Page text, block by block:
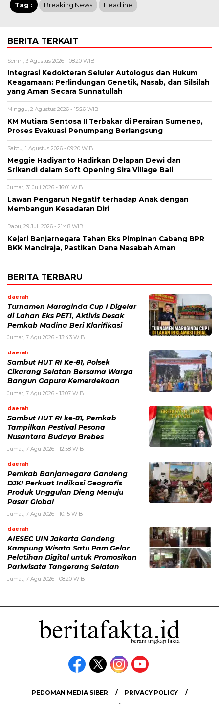
Tag : Breaking News Headline
BERITA TERKAIT
Senin, 3 Agustus 2026 - 08:20 WIB
Integrasi Kedokteran Seluler Autologus dan Hukum
Keagamaan: Perlindungan Genetik, Nasab, dan Silsilah
yang Aman Secara Sunnatullah
Minggu, 2 Agustus 2026 - 15:26 WIB
KM Mutiara Sentosa II Terbakar di Perairan Sumenep,
Proses Evakuasi Penumpang Berlangsung
Sabtu, 1 Agustus 2026 - 09:20 WIB
Meggie Hadiyanto Hadirkan Delapan Dewi dan
Srikandi dalam Soft Opening Sira Village Bali
Jumat, 31 Juli 2026 - 16:01 WIB
Lawan Pengaruh Negatif terhadap Anak dengan
Membangun Kesadaran Diri
Rabu, 29 Juli 2026 - 21:48 WIB
Kejari Banjarnegara Tahan Eks Pimpinan Cabang BPR
BKK Mandiraja, Pastikan Dana Nasabah Aman
BERITA TERBARU
daerah
Turnamen Maraginda Cup I Digelar
di Lahan Eks PETI, Aktivis Desak
Pemkab Madina Beri Klarifikasi
Jumat, 7 Agu 2026 - 13:43 WIB
daerah
Sambut HUT RI Ke-81, Polsek
Cikarang Selatan Bersama Warga
Bangun Gapura Kemerdekaan
Jumat, 7 Agu 2026 - 13:07 WIB
daerah
Sambut HUT RI ke-81, Pemkab
Tampilkan Pestival Pesona
Nusantara Budaya Brebes
Jumat, 7 Agu 2026 - 12:58 WIB
daerah
Pemkab Banjarnegara Gandeng
DJKI Perkuat Indikasi Geografis
Produk Unggulan Dieng Menuju
Pasar Global
Jumat, 7 Agu 2026 - 10:15 WIB
daerah
AIESEC UIN Jakarta Gandeng
Kampung Wisata Satu Pam Gelar
Pelatihan Digital untuk Promosikan
Pariwisata Tangerang Selatan
Jumat, 7 Agu 2026 - 08:20 WIB
PEDOMAN MEDIA SIBER
PRIVACY POLICY